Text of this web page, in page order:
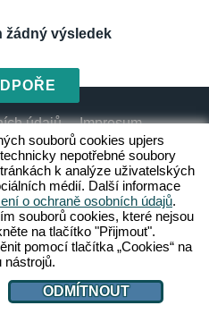
žádný výsledek
údajů
Impresum
souborů cookies upjers
nepotřebné soubory
k analýze uživatelských
médií. Další informace
o ochraně osobních údajů.
souborů cookies, které nejsou
na tlačítko "Přijmout".
pomocí tlačítka „Cookies“ na
nástrojů.
ODMÍTNOUT